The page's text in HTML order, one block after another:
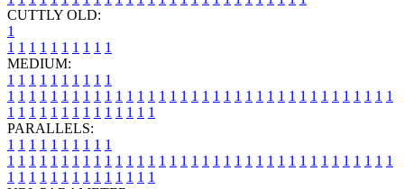
CUTTLY OLD:
1
1 1 1 1 1 1 1 1 1 1
MEDIUM:
1 1 1 1 1 1 1 1 1 1
1 1 1 1 1 1 1 1 1 1 1 1 1 1 1 1 1 1 1 1 1 1 1 1 1 1 1 1 1 1 1 1 1 1 1 1
1 1 1 1 1 1 1 1 1 1 1 1 1 1
PARALLELS:
1 1 1 1 1 1 1 1 1 1
1 1 1 1 1 1 1 1 1 1 1 1 1 1 1 1 1 1 1 1 1 1 1 1 1 1 1 1 1 1 1 1 1 1 1 1
1 1 1 1 1 1 1 1 1 1 1 1 1 1